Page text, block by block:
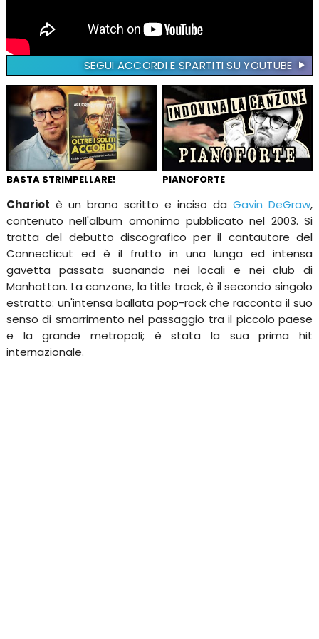
SEGUI ACCORDI E SPARTITI SU YOUTUBE
BASTA STRIMPELLARE! PIANOFORTE
Chariot è un brano scritto e inciso daGavin DeGraw,
contenuto nell'album omonimo pubblicato nel 2003. Si
tratta del debutto discografico per il cantautore del
Connecticut ed è il frutto in una lunga ed intensa
gavetta passata suonando nei locali e nei club di
Manhattan. La canzone, la title track, è il secondo singolo
estratto: un'intensa ballata pop-rock che racconta il suo
senso di smarrimento nel passaggio tra il piccolo paese
e la grande metropoli; è stata la sua prima hit
internazionale.